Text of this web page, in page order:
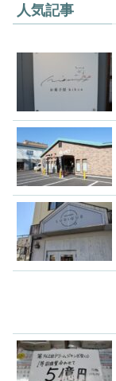
人気記事